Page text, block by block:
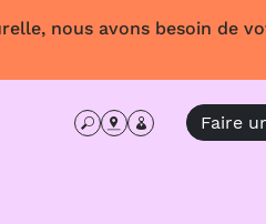
nous avons besoin de
Faire